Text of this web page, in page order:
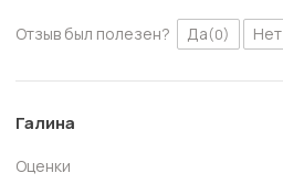
Отзыв был полезен? Да(0) Нет
Галина
Оценки